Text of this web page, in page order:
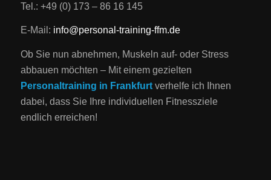
Tel.: +49 (0) 173 – 86 16 145
E-Mail: info@personal-training-ffm.de
Ob Sie nun abnehmen, Muskeln auf- oder Stress
abbauen möchten – Mit einem gezielten
Personaltraining in Frankfurtverhelfe ich Ihnen
dabei, dass Sie Ihre individuellen Fitnessziele
endlich erreichen!